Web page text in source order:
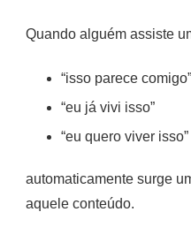
Quando alguém assiste
“isso parece comigo”
“eu já vivi isso”
“eu quero viver isso”
automaticamente surge
aquele conteúdo.